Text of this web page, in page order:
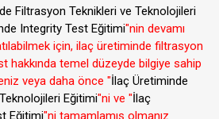
Filtrasyon Teknikleri ve Teknolojileri
Integrity Test Eğitimi"nin devamı
için, ilaç üretiminde filtrasyon
hakkında temel düzeyde bilgiye sahip
veya daha önce "İlaç Üretiminde
Eğitimi"ni ve "İlaç
Eğitimi"ni tamamlamış olmanız